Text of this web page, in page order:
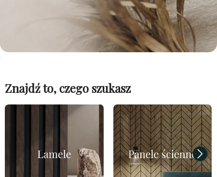
Znajdź to, czego szukasz